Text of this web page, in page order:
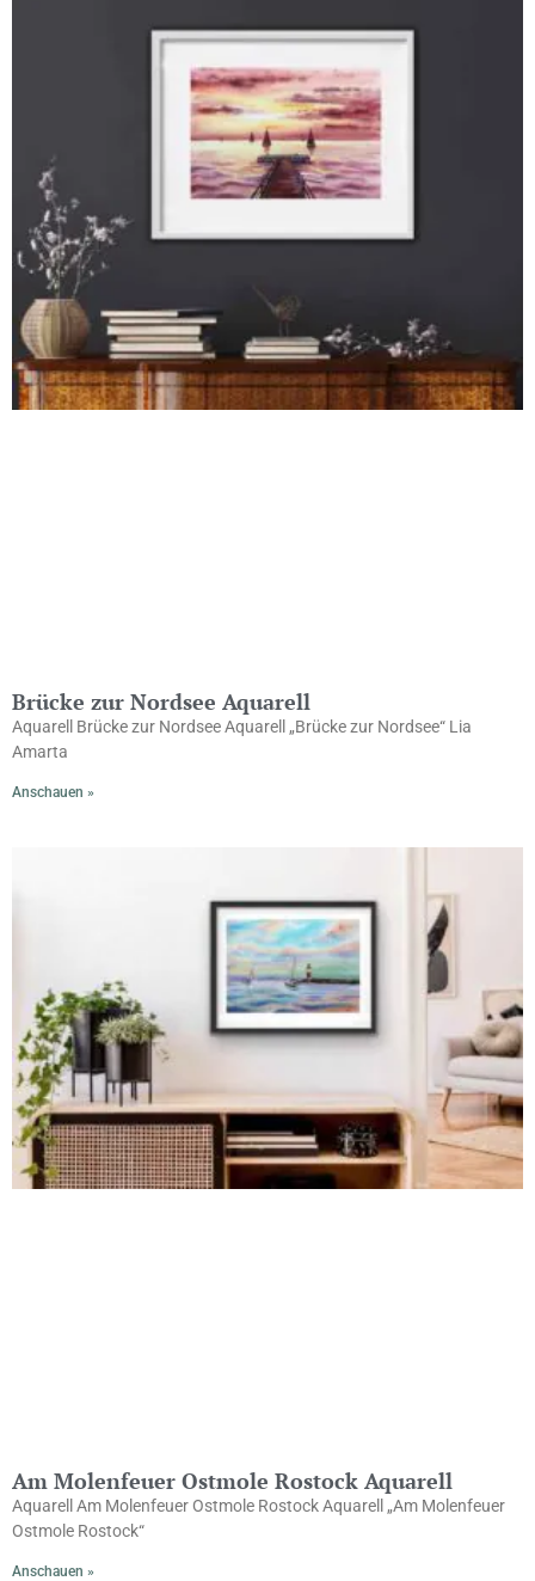
Brücke zur Nordsee Aquarell
Aquarell Brücke zur Nordsee Aquarell „Brücke zur Nordsee“ Lia
Amarta
Anschauen »
Am Molenfeuer Ostmole Rostock Aquarell
Aquarell Am Molenfeuer Ostmole Rostock Aquarell „Am Molenfeuer
Ostmole Rostock“
Anschauen »